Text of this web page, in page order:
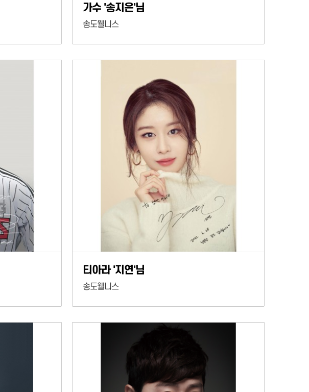
가수 '송지은'님
송도웰니스
티아라 '지연'님
송도웰니스